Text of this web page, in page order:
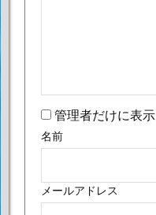
管理者だけに表示
名前
メールアドレス